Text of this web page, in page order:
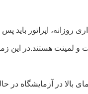
روزانه، اپراتور
لمینت هستند.در این
بالا در آزمایشگاه در